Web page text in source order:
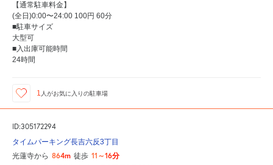
【通常駐車料金】
(全日)0:00〜24:00 100円 60分
■駐車サイズ
大型可
■入出庫可能時間
24時間
1 人がお気に入りの駐車場
ID:305172294
タイムパーキング長吉六反3丁目
光蓮寺から 864m 徒歩 11～16分